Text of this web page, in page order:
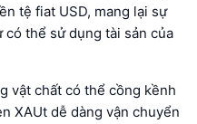
tệ fiat USD, mang lại sự
thể sử dụng tài sản của
vật chất có thể cồng kềnh
XAUt dễ dàng vận chuyển